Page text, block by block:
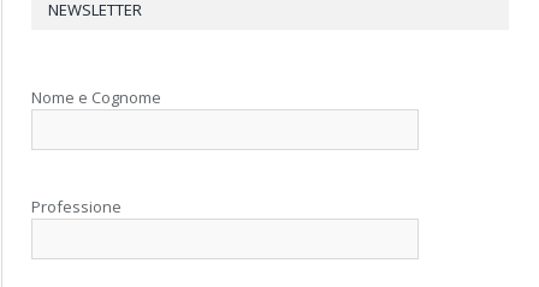
NEWSLETTER
Nome e Cognome
Professione